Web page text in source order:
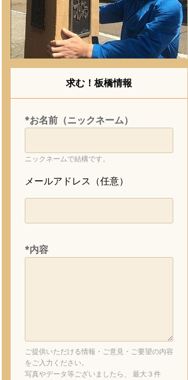
求む！板橋情報
*お名前（ニックネーム）
ニックネームで結構です。
メールアドレス（任意）
*内容
ご提供いただける情報・ご意見・ご要望の内容
をご入力ください。
写真やデータ等ございましたら、 最大３件